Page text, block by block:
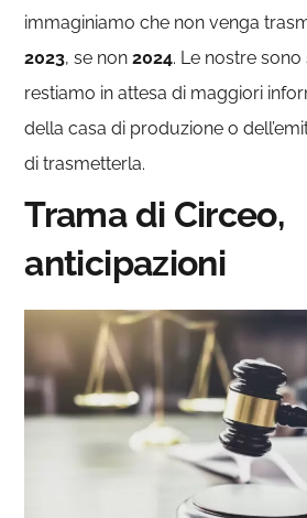
immaginiamo che non venga
2023, se non2024. Le nostre
restiamo in attesa di maggiori
della casa di produzione o
di trasmetterla.
Trama di Circeo,
anticipazioni